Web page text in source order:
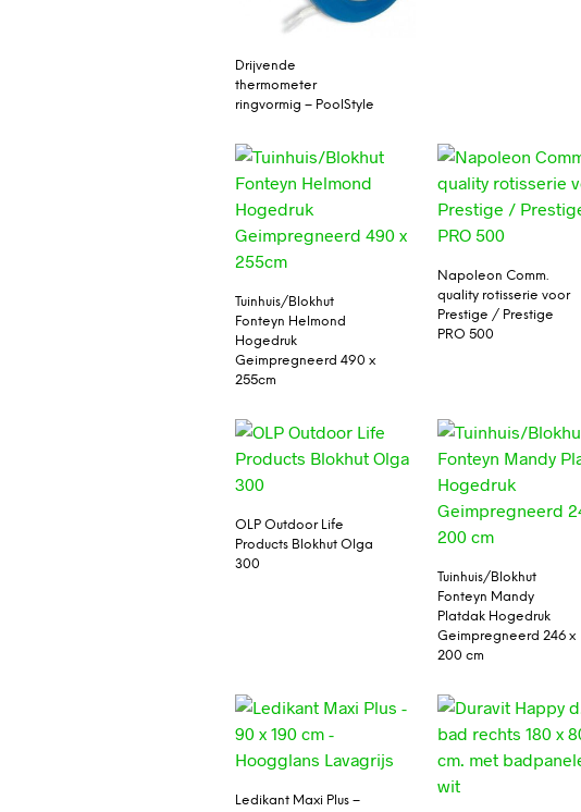
Drijvende
thermometer
ringvormig – PoolStyle
Tuinhuis/Blokhut
Fonteyn Helmond
Hogedruk
Geimpregneerd 490 x
255cm
Napoleon Comm.
quality rotisserie voor
Prestige / Prestige
PRO 500
OLP Outdoor Life
Products Blokhut Olga
300
Tuinhuis/Blokhut
Fonteyn Mandy
Platdak Hogedruk
Geimpregneerd 246 x
200 cm
Ledikant Maxi Plus –